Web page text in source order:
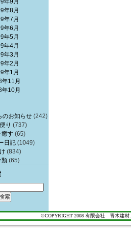
年9月
年8月
年7月
年6月
年5月
年4月
年3月
年2月
年1月
11月
10月
のお知らせ (242)
り (737)
癒す(65)
日記(1049)
(834)
類(65)
©COPYRIGHT 2008 有限会社 青木建材.